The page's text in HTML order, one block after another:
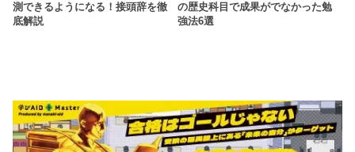
測できるようになる！接頭辞を徹
底解説
の歴史科目で成果がでなかった勉
強法6選